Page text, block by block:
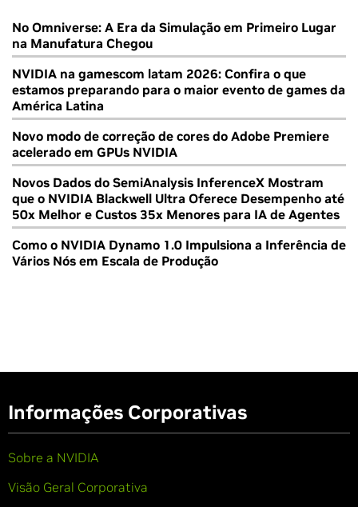
No Omniverse: A Era da Simulação em Primeiro Lugar
na Manufatura Chegou
NVIDIA na gamescom latam 2026: Confira o que
estamos preparando para o maior evento de games da
América Latina
Novo modo de correção de cores do Adobe Premiere
acelerado em GPUs NVIDIA
Novos Dados do SemiAnalysis InferenceX Mostram
que o NVIDIA Blackwell Ultra Oferece Desempenho até
50x Melhor e Custos 35x Menores para IA de Agentes
Como o NVIDIA Dynamo 1.0 Impulsiona a Inferência de
Vários Nós em Escala de Produção
Informações Corporativas
Sobre a NVIDIA
Visão Geral Corporativa